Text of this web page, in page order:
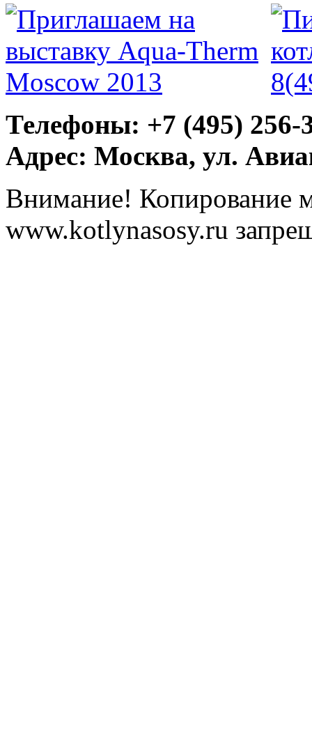
Телефоны: +7 (495) 256-
Адрес: Москва, ул.
Внимание! Копирование
www.kotlynasosy.ru